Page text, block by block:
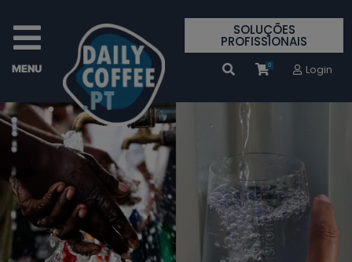
SOLUÇÕES
PROFISSIONAIS
0 Login